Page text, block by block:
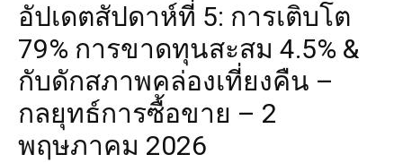
อัปเดตสัปดาห์ที่ 5: การเติบโต
79% การขาดทุนสะสม 4.5% &
กับดักสภาพคล่องเที่ยงคืน –
กลยุทธ์การซื้อขาย – 2
พฤษภาคม 2026